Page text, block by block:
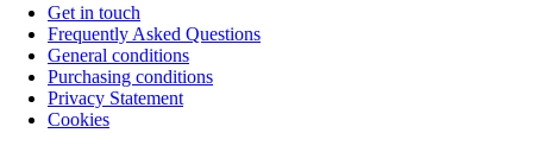
Get in touch
Frequently Asked Questions
General conditions
Purchasing conditions
Privacy Statement
Cookies